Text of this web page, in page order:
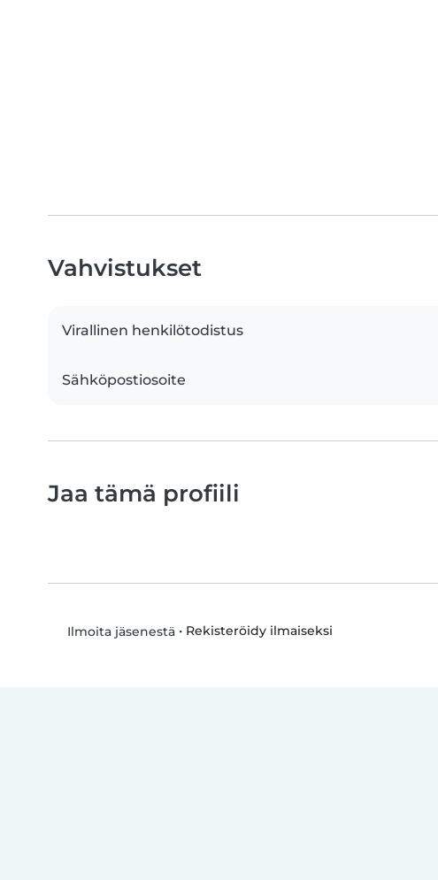
Vahvistukset
Virallinen henkilötodistus
Sähköpostiosoite
Jaa tämä profiili
Ilmoita jäsenestä• Rekisteröidy ilmaiseksi